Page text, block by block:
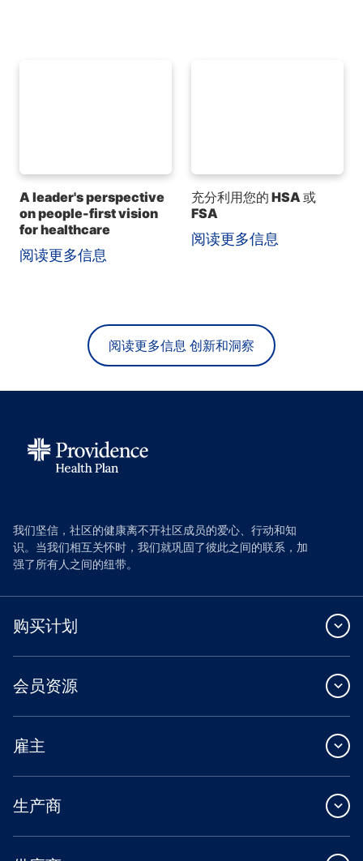
A leader's perspective
on people-first vision
for healthcare
阅读更多信息
充分利用您的 HSA 或
FSA
阅读更多信息
阅读更多信息 创新和洞察
我们坚信，社区的健康离不开社区成员的爱心、行动和知
识。当我们相互关怀时，我们就巩固了彼此之间的联系，加
强了所有人之间的纽带。
购买计划
会员资源
雇主
生产商